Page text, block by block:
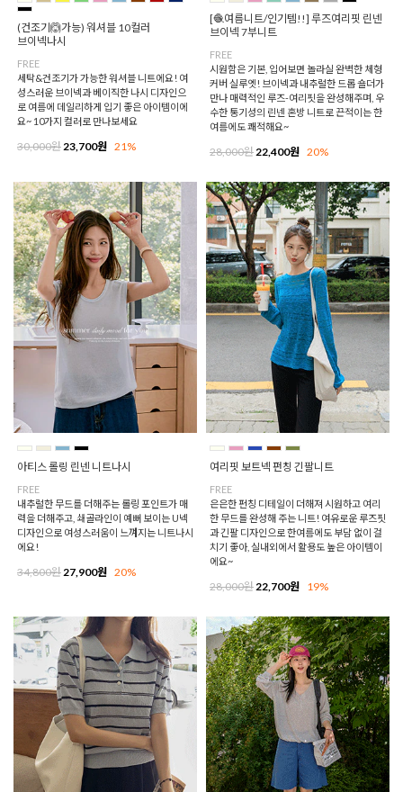
(건조기🙆가능) 워셔블 10컬러
브이넥나시
FREE
세탁&건조기가 가능한 워셔블 니트에요! 여
성스러운 브이넥과 베이직한 나시 디자인으
로 여름에 데일리하게 입기 좋은 아이템이에
요~ 10가지 컬러로 만나보세요
30,000원23,700원 21%
[🧶여름니트/인기템!!] 루즈여리핏 린넨
브이넥 7부니트
FREE
시원함은 기본, 입어보면 놀라실 완벽한 체형
커버 실루엣! 브이넥과 내추럴한 드롭 숄더가
만나 매력적인 루즈-여리핏을 완성해주며, 우
수한 통기성의 린넨 혼방 니트로 끈적이는 한
여름에도 쾌적해요~
28,000원22,400원 20%
아티스 롤링 린넨 니트나시
FREE
내추럴한 무드를 더해주는 롤링 포인트가 매
력을 더해주고, 쇄골라인이 예뻐 보이는 U넥
디자인으로 여성스러움이 느껴지는 니트나시
에요!
34,800원 27,900원 20%
여리핏 보트넥 펀칭 긴팔니트
FREE
은은한 펀칭 디테일이 더해져 시원하고 여리
한 무드를 완성해 주는 니트! 여유로운 루즈핏
과 긴팔 디자인으로 한여름에도 부담 없이 걸
치기 좋아, 실내외에서 활용도 높은 아이템이
에요~
28,000원 22,700원 19%